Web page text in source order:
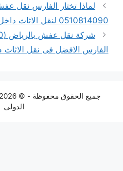
لماذا تختار الفارس نقل
0510814090 لنقل الاثاث داخل وخارج الرياض
الفارس الافضل فى نقل الاثاث
الدولي